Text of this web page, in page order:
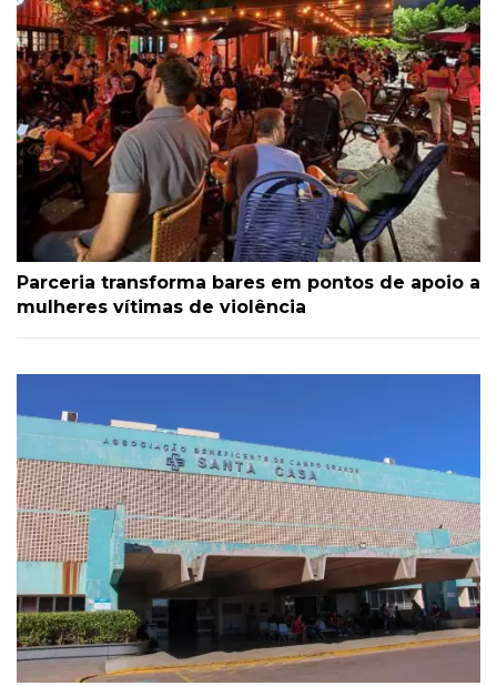
Parceria transforma bares em pontos de apoio a
mulheres vítimas de violência